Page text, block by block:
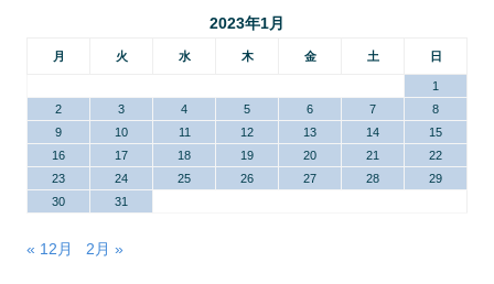
2023年1月
月 火 水 木 金 土 日
1
2
3 4 5 6 7
8
9
10 11 12 13 14
15
16
17 18 19 20 21
22
23
24 25 26 27 28
29
30
31
« 12月 2月 »